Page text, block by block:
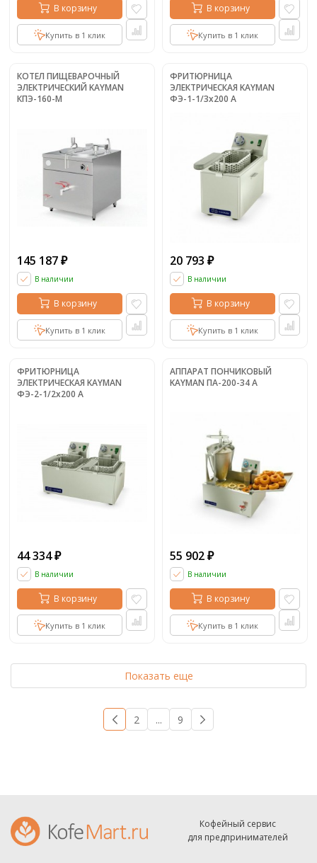
В корзину
Купить в 1 клик
В корзину
Купить в 1 клик
КOТЕЛ ПИЩЕВАРОЧНЫЙ
ЭЛЕКТРИЧЕСКИЙ KAYMAN
КПЭ-160-М
145 187 ₽
В наличии
В корзину
Купить в 1 клик
ФРИТЮРНИЦА
ЭЛЕКТРИЧЕСКАЯ KAYMAN
ФЭ-1-1/3x200 А
20 793 ₽
В наличии
В корзину
Купить в 1 клик
ФРИТЮРНИЦА
ЭЛЕКТРИЧЕСКАЯ KAYMAN
ФЭ-2-1/2x200 А
44 334 ₽
В наличии
В корзину
Купить в 1 клик
АППАРАТ ПОНЧИКОВЫЙ
KAYMAN ПА-200-34 А
55 902 ₽
В наличии
В корзину
Купить в 1 клик
Показать еще
1 2 ... 9 →
Кофейный сервис
для предпринимателей